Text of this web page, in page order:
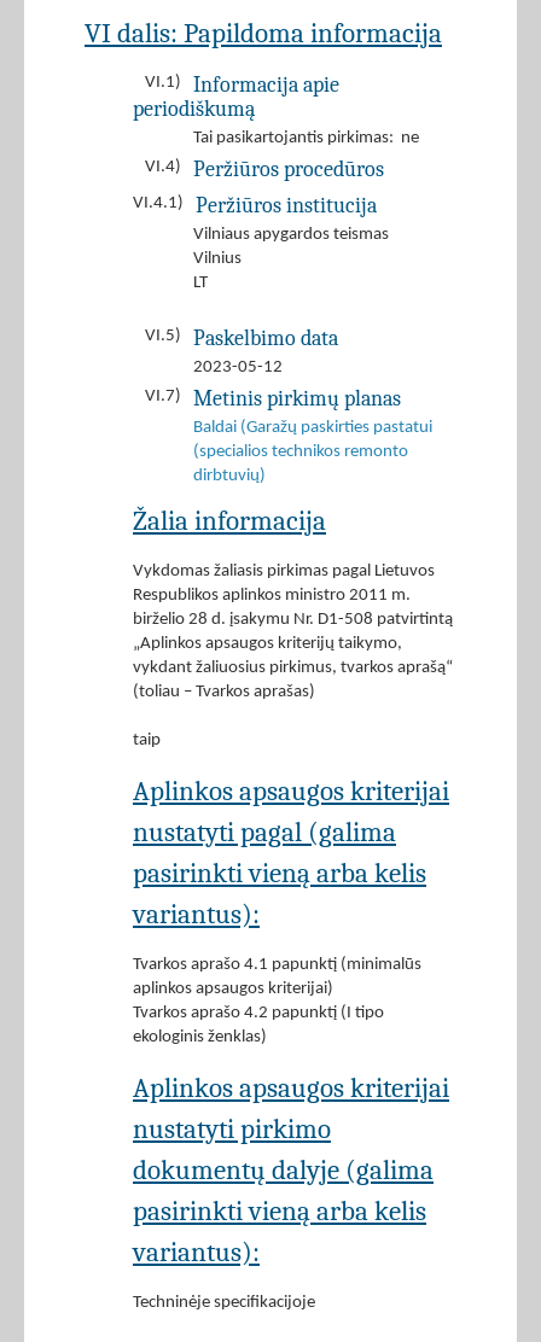
VI dalis: Papildoma informacija
VI.1)
Informacija apie
periodiškumą
Tai pasikartojantis pirkimas: ne
VI.4)
Peržiūros procedūros
VI.4.1) Peržiūros institucija
Vilniaus apygardos teismas
Vilnius
LT
VI.5) Paskelbimo data
2023-05-12
VI.7)
Metinis pirkimų planas
Baldai (Garažų paskirties pastatui
(specialios technikos remonto
dirbtuvių)
Žalia informacija
Vykdomas žaliasis pirkimas pagal Lietuvos
Respublikos aplinkos ministro 2011 m.
birželio 28 d. įsakymu Nr. D1-508 patvirtintą
„Aplinkos apsaugos kriterijų taikymo,
vykdant žaliuosius pirkimus, tvarkos aprašą“
(toliau – Tvarkos aprašas)
taip
Aplinkos apsaugos kriterijai
nustatyti pagal (galima
pasirinkti vieną arba kelis
variantus):
Tvarkos aprašo 4.1 papunktį (minimalūs
aplinkos apsaugos kriterijai)
Tvarkos aprašo 4.2 papunktį (I tipo
ekologinis ženklas)
Aplinkos apsaugos kriterijai
nustatyti pirkimo
dokumentų dalyje (galima
pasirinkti vieną arba kelis
variantus):
Techninėje specifikacijoje